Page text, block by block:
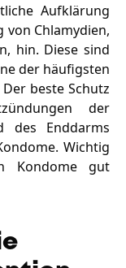
Aufklärung
Chlamydien,
hin. Diese sind
der häufigsten
beste Schutz
der
des Enddarms
Wichtig
Kondome gut